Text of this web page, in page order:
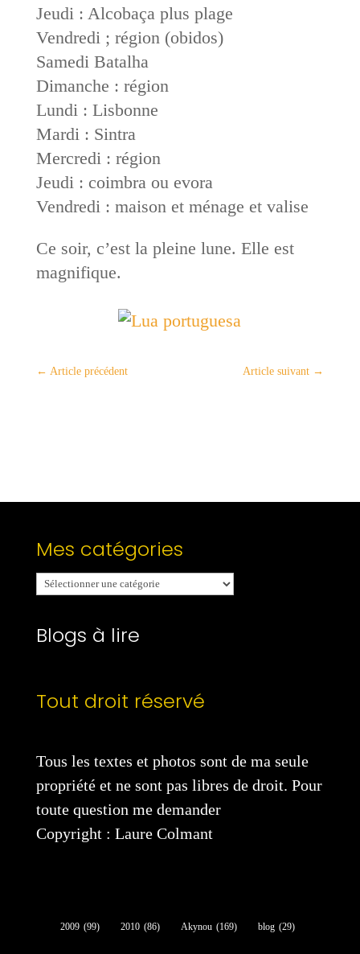
Jeudi : Alcobaça plus plage
Vendredi ; région (obidos)
Samedi Batalha
Dimanche : région
Lundi : Lisbonne
Mardi : Sintra
Mercredi : région
Jeudi : coimbra ou evora
Vendredi : maison et ménage et valise
Ce soir, c’est la pleine lune. Elle est
magnifique.
← Article précédent Article suivant →
Mes catégories
Mes
catégories
Blogs à lire
Tout droit réservé
Tous les textes et photos sont de ma seule
propriété et ne sont pas libres de droit. Pour
toute question me demander
Copyright : Laure Colmant
2009 (99) 2010 (86) Akynou (169) blog (29)